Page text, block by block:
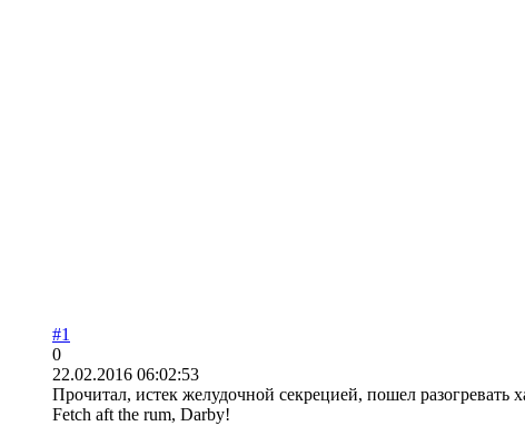
#1
0
22.02.2016 06:02:53
Прочитал, истек желудочной секрецией, пошел разогревать
Fetch aft the rum, Darby!